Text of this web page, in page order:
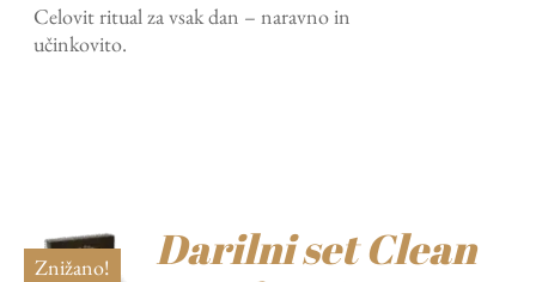
Celovit ritual za vsak dan – naravno in
učinkovito.
Znižano!
Darilni set Clean